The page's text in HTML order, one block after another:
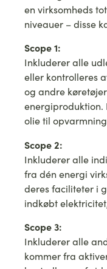
en virksomheds
niveauer – disse
Scope 1:
Inkluderer alle
eller kontrolleres
og andre
energiproduktion.
olie til
Scope 2:
Inkluderer alle
fra dén energi
deres faciliteter i
indkøbt
Scope 3:
Inkluderer alle
kommer fra